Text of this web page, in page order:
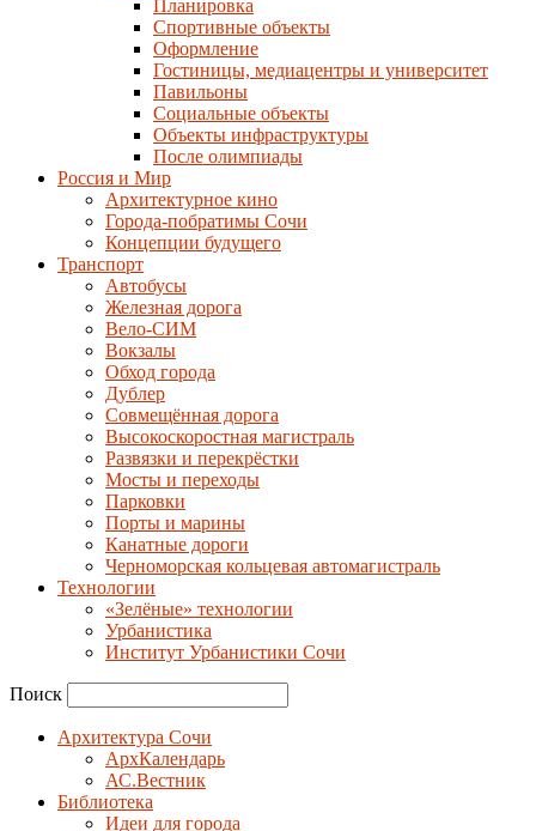
Планировка
Спортивные объекты
Оформление
Гостиницы, медиацентры и университет
Павильоны
Социальные объекты
Объекты инфраструктуры
После олимпиады
Россия и Мир
Архитектурное кино
Города-побратимы Сочи
Концепции будущего
Транспорт
Автобусы
Железная дорога
Вело-СИМ
Вокзалы
Обход города
Дублер
Совмещённая дорога
Высокоскоростная магистраль
Развязки и перекрёстки
Мосты и переходы
Парковки
Порты и марины
Канатные дороги
Черноморская кольцевая автомагистраль
Технологии
«Зелёные» технологии
Урбанистика
Институт Урбанистики Сочи
Поиск
Архитектура Сочи
АрхКалендарь
АС.Вестник
Библиотека
Идеи для города